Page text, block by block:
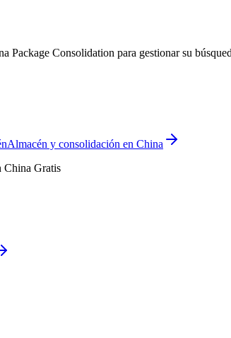
Consolidation para gestionar su
Almacén y consolidación en China
China Gratis